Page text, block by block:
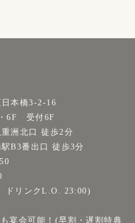
本橋3-2-16
6F 受付6F
重洲北口 徒歩2分
B3番出口 徒歩3分
ドリンクL.O. 23:00)
宴会可能！(早割・遅割特典